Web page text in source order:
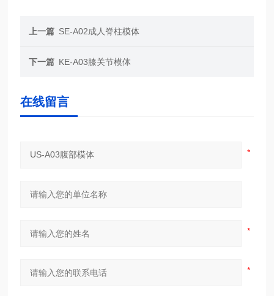
上一篇 SE-A02成人脊柱模体
下一篇 KE-A03膝关节模体
在线留言